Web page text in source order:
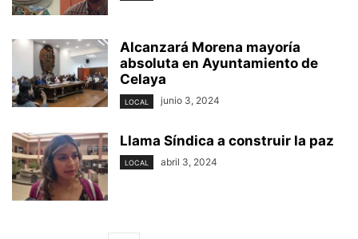
Alcanzará Morena mayoría
absoluta en Ayuntamiento de
Celaya
LOCAL junio 3, 2024
Llama Síndica a construir la paz
LOCAL abril 3, 2024